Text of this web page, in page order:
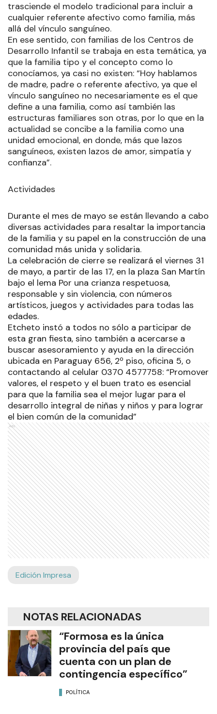
trasciende el modelo tradicional para incluir a
cualquier referente afectivo como familia, más
allá del vínculo sanguíneo.
En ese sentido, con familias de los Centros de
Desarrollo Infantil se trabaja en esta temática, ya
que la familia tipo y el concepto como lo
conocíamos, ya casi no existen: “Hoy hablamos
de madre, padre o referente afectivo, ya que el
vínculo sanguíneo no necesariamente es el que
define a una familia, como así también las
estructuras familiares son otras, por lo que en la
actualidad se concibe a la familia como una
unidad emocional, en donde, más que lazos
sanguíneos, existen lazos de amor, simpatía y
confianza”.
Actividades
Durante el mes de mayo se están llevando a cabo
diversas actividades para resaltar la importancia
de la familia y su papel en la construcción de una
comunidad más unida y solidaria.
La celebración de cierre se realizará el viernes 31
de mayo, a partir de las 17, en la plaza San Martín
bajo el lema Por una crianza respetuosa,
responsable y sin violencia, con números
artísticos, juegos y actividades para todas las
edades.
Etcheto instó a todos no sólo a participar de
esta gran fiesta, sino también a acercarse a
buscar asesoramiento y ayuda en la dirección
ubicada en Paraguay 656, 2º piso, oficina 5, o
contactando al celular 0370 4577758: “Promover
valores, el respeto y el buen trato es esencial
para que la familia sea el mejor lugar para el
desarrollo integral de niñas y niños y para lograr
el bien común de la comunidad”
Ads
Edición Impresa
NOTAS RELACIONADAS
“Formosa es la única
provincia del país que
cuenta con un plan de
contingencia específico”
POLÍTICA